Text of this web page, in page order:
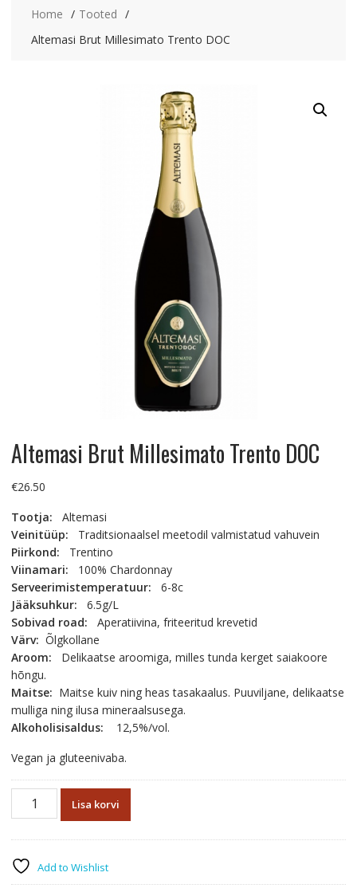
Home
Tooted
Altemasi Brut Millesimato Trento DOC
Altemasi Brut Millesimato Trento DOC
€26.50
Tootja: Altemasi
Veinitüüp: Traditsionaalsel meetodil valmistatud vahuvein
Piirkond: Trentino
Viinamari: 100% Chardonnay
Serveerimistemperatuur: 6-8c
Jääksuhkur: 6.5g/L
Sobivad road: Aperatiivina, friteeritud krevetid
Värv: Õlgkollane
Aroom: Delikaatse aroomiga, milles tunda kerget saiakoore
hõngu.
Maitse: Maitse kuiv ning heas tasakaalus. Puuviljane, delikaatse
mulliga ning ilusa mineraalsusega.
Alkoholisisaldus:
12,5%/vol.
Vegan ja gluteenivaba.
Altemasi
DOC
kogus
Lisa korvi
Add to Wishlist